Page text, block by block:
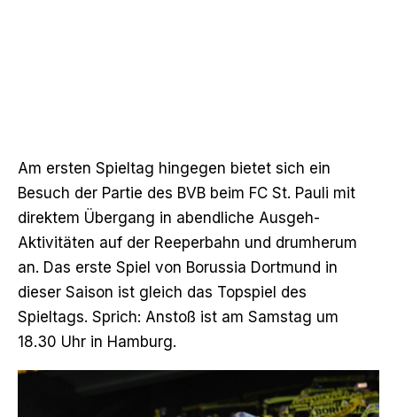
Am ersten Spieltag hingegen bietet sich ein
Besuch der Partie des BVB beim FC St. Pauli mit
direktem Übergang in abendliche Ausgeh-
Aktivitäten auf der Reeperbahn und drumherum
an. Das erste Spiel von Borussia Dortmund in
dieser Saison ist gleich das Topspiel des
Spieltags. Sprich: Anstoß ist am Samstag um
18.30 Uhr in Hamburg.